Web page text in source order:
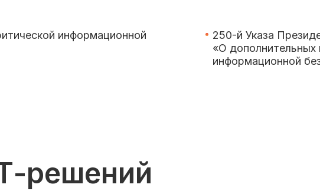
информационной
250-й Указа
«О
информационной
решений